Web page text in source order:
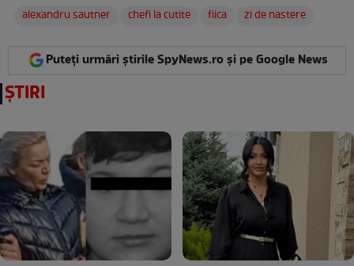
alexandru sautner
chefi la cutite fiica zi de nastere
Puteți urmări știrile SpyNews.ro și pe Google News
ȘTIRI